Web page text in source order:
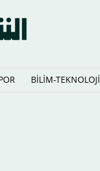
BİLİM-TEKNOLOJİ